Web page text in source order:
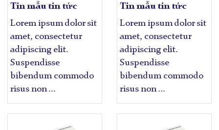
Tin mẫu tin tức
Lorem ipsum dolor sit
amet, consectetur
adipiscing elit.
Suspendisse
bibendum commodo
risus non ...
Tin mẫu tin tức
Lorem ipsum dolor sit
amet, consectetur
adipiscing elit.
Suspendisse
bibendum commodo
risus non ...